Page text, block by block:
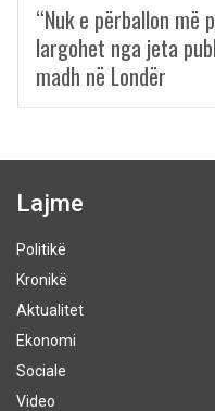
“Nuk e përballon më
largohet nga jeta
madh në Londër
Lajme
Politikë
Kronikë
Aktualitet
Ekonomi
Sociale
Video